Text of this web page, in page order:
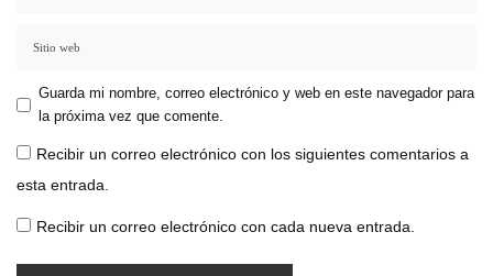
Guarda mi nombre, correo electrónico y web en este navegador para
la próxima vez que comente.
Recibir un correo electrónico con los siguientes comentarios a
esta entrada.
Recibir un correo electrónico con cada nueva entrada.